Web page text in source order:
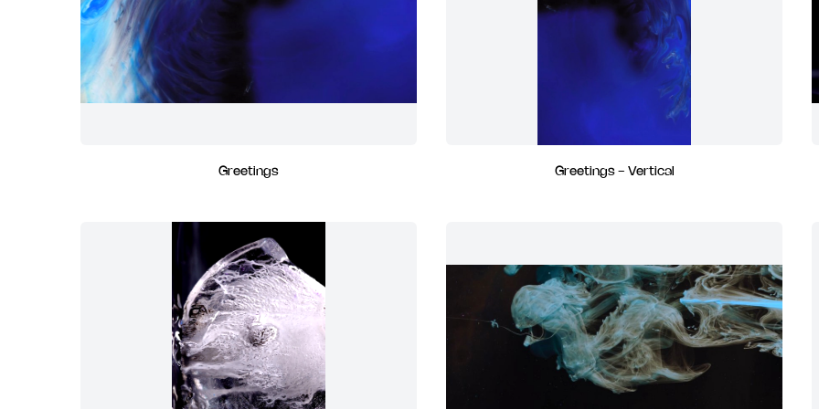
Greetings Greetings - Vertical